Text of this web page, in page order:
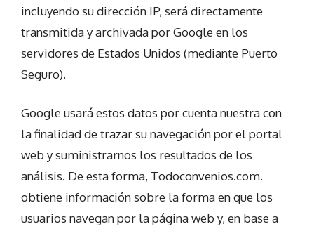
incluyendo su dirección IP, será directamente
transmitida y archivada por Google en los
servidores de Estados Unidos (mediante Puerto
Seguro).
Google usará estos datos por cuenta nuestra con
la finalidad de trazar su navegación por el portal
web y suministrarnos los resultados de los
análisis. De esta forma, Todoconvenios.com.
obtiene información sobre la forma en que los
usuarios navegan por la página web y, en base a